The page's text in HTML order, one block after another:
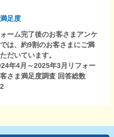
足度
ーム完了後のお客さまアンケ
は、約9割のお客さまにご満
だいています。
年4月～2025年3月リフォー
さま満足度調査 回答総数